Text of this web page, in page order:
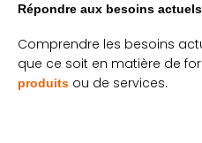
Répondre aux besoins actuels
Comprendre les besoins
que ce soit en matière de
produits ou de services.